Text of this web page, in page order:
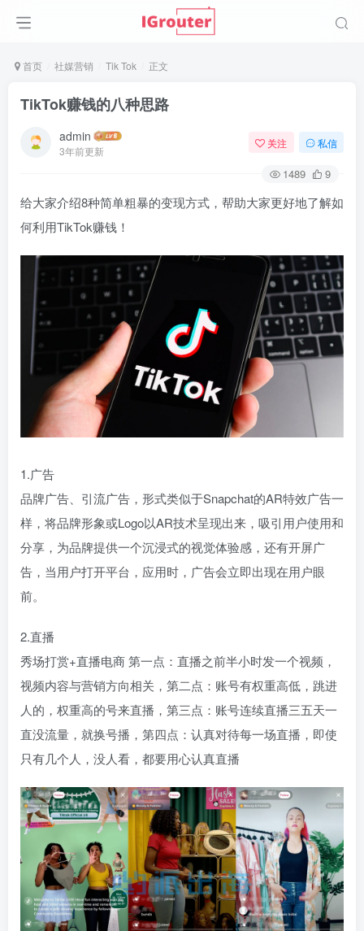
首页 社媒营销 Tik Tok 正文
TikTok赚钱的八种思路
admin
3年前更新
关注 私信
1489 9
给大家介绍8种简单粗暴的变现方式，帮助大家更好地了解如
何利用TikTok赚钱！
1.广告
品牌广告、引流广告，形式类似于Snapchat的AR特效广告一
样，将品牌形象或Logo以AR技术呈现出来，吸引用户使用和
分享，为品牌提供一个沉浸式的视觉体验感，还有开屏广
告，当用户打开平台，应用时，广告会立即出现在用户眼
前。
2.直播
秀场打赏+直播电商 第一点：直播之前半小时发一个视频，
视频内容与营销方向相关，第二点：账号有权重高低，跳进
人的，权重高的号来直播，第三点：账号连续直播三五天一
直没流量，就换号播，第四点：认真对待每一场直播，即使
只有几个人，没人看，都要用心认真直播